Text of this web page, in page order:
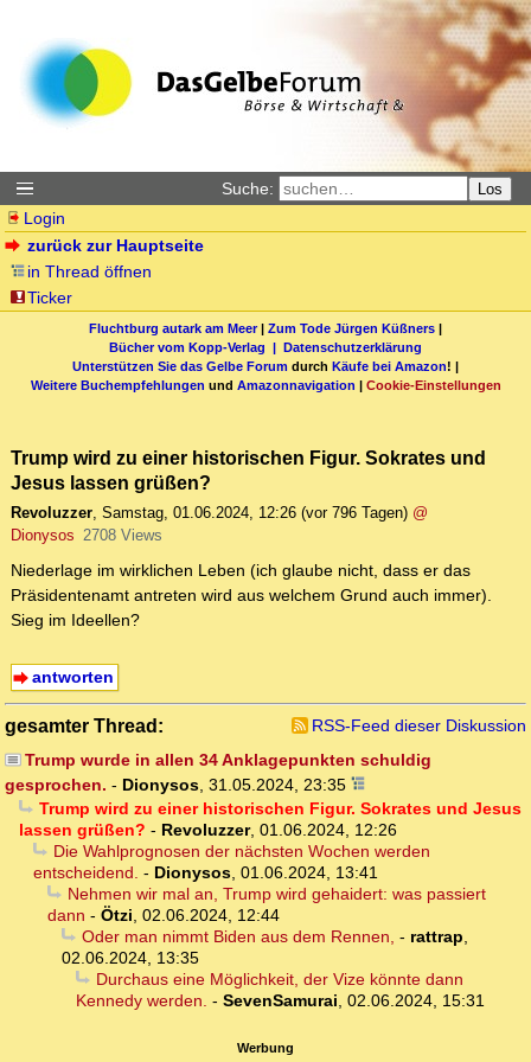
Suche: Los
Login
zurück zur Hauptseite
in Thread öffnen
Ticker
Fluchtburg autark am Meer| Zum Tode Jürgen Küßners |
Bücher vom Kopp-Verlag | Datenschutzerklärung
Unterstützen Sie das Gelbe Forum durch Käufe bei Amazon! |
Weitere Buchempfehlungen und Amazonnavigation | Cookie-Einstellungen
Trump wird zu einer historischen Figur. Sokrates und
Jesus lassen grüßen?
Revoluzzer, Samstag, 01.06.2024, 12:26 (vor 796 Tagen) @
Dionysos 2708 Views
Niederlage im wirklichen Leben (ich glaube nicht, dass er das
Präsidentenamt antreten wird aus welchem Grund auch immer).
Sieg im Ideellen?
antworten
gesamter Thread:
RSS-Feed dieser Diskussion
Trump wurde in allen 34 Anklagepunkten schuldig
gesprochen. - Dionysos, 31.05.2024, 23:35
Trump wird zu einer historischen Figur. Sokrates und Jesus
lassen grüßen? - Revoluzzer, 01.06.2024, 12:26
Die Wahlprognosen der nächsten Wochen werden
entscheidend. - Dionysos, 01.06.2024, 13:41
Nehmen wir mal an, Trump wird gehaidert: was passiert
dann - Ötzi, 02.06.2024, 12:44
Oder man nimmt Biden aus dem Rennen, - rattrap,
02.06.2024, 13:35
Durchaus eine Möglichkeit, der Vize könnte dann
Kennedy werden. - SevenSamurai, 02.06.2024, 15:31
Werbung